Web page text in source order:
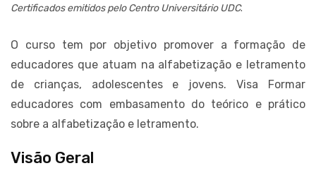
Certificados emitidos pelo Centro Universitário UDC.
O curso tem por objetivo promover a formação de
educadores que atuam na alfabetização e letramento
de crianças, adolescentes e jovens. Visa Formar
educadores com embasamento do teórico e prático
sobre a alfabetização e letramento.
Visão Geral